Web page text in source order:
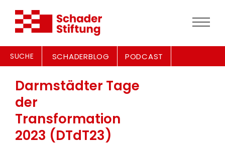
SUCHE SCHADERBLOG PODCAST
Darmstädter Tage
der
Transformation
2023 (DTdT23)